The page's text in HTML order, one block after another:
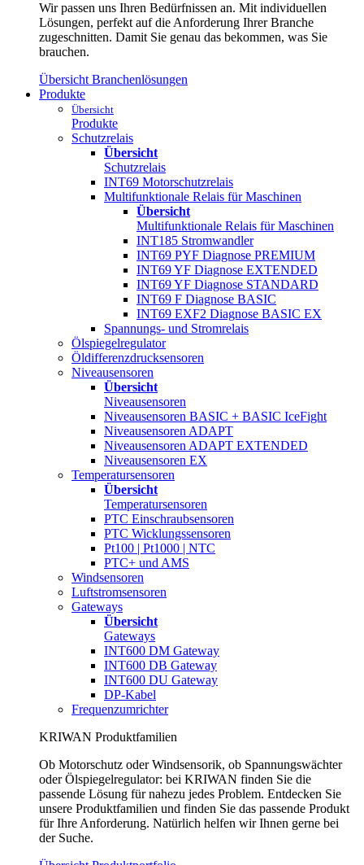
Wir passen uns Ihren Bedürfnissen an. Mit individuellen
Lösungen, perfekt auf die Anforderung Ihrer Branche
zugeschnitten. Damit Sie genau das bekommen, was Sie
brauchen.
Übersicht Branchenlösungen
Produkte
Übersicht
Produkte
Schutzrelais
Übersicht
Schutzrelais
INT69 Motorschutzrelais
Multifunktionale Relais für Maschinen
Übersicht
Multifunktionale Relais für Maschinen
INT185 Stromwandler
INT69 PYF Diagnose PREMIUM
INT69 YF Diagnose EXTENDED
INT69 YF Diagnose STANDARD
INT69 F Diagnose BASIC
INT69 EXF2 Diagnose BASIC EX
Spannungs- und Stromrelais
Ölspiegelregulator
Öldifferenzdrucksensoren
Niveausensoren
Übersicht
Niveausensoren
Niveausensoren BASIC + BASIC IceFight
Niveausensoren ADAPT
Niveausensoren ADAPT EXTENDED
Niveausensoren EX
Temperatursensoren
Übersicht
Temperatursensoren
PTC Einschraubsensoren
PTC Wicklungssensoren
Pt100 | Pt1000 | NTC
PTC+ und AMS
Windsensoren
Luftstromsensoren
Gateways
Übersicht
Gateways
INT600 DM Gateway
INT600 DB Gateway
INT600 DU Gateway
DP-Kabel
Frequenzumrichter
KRIWAN Produktfamilien
Ob Motorschutz oder Windsensorik, ob Spannungswächter
oder Ölspiegelregulator: bei KRIWAN finden Sie die
passende Lösung für nahezu jedes Problem. Entdecken Sie
unsere Produktfamilien und finden Sie das passende Produkt
für Ihre Anforderung. Natürlich helfen wir Ihnen gerne bei
der Suche.